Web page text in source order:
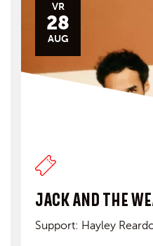
VR
28
AUG
JACK AND THE
Support: Hayley